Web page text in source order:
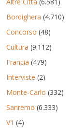
Bordighera (4.710)
Concorso (48)
Cultura (9.112)
Francia (479)
Interviste (2)
Monte-Carlo (332)
Sanremo (6.333)
V1 (4)